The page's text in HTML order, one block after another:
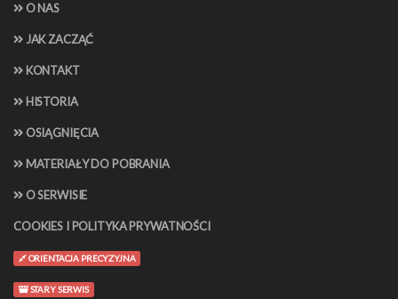
O NAS
JAK ZACZĄĆ
KONTAKT
HISTORIA
OSIĄGNIĘCIA
MATERIAŁY DO POBRANIA
O SERWISIE
COOKIES I POLITYKA PRYWATNOŚCI
ORIENTACJA PRECYZYJNA
STARY SERWIS